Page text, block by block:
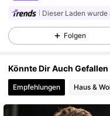
4,90 289K
4,90 289K
Dieser Laden wurde
Folgen
Könnte Dir Auch Gefallen
Empfehlungen Haus &